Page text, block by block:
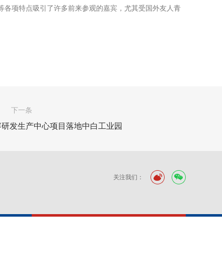
项特点吸引了许多前来参观的嘉宾，尤其受国外友人青
下一条
发生产中心项目落地中白工业园
关注我们：